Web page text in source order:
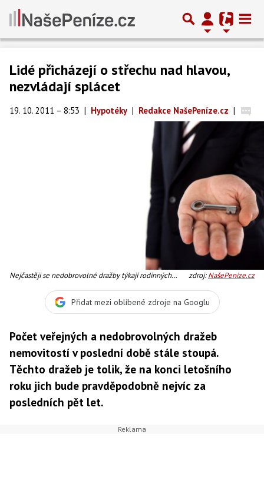
Lidé přicházejí o střechu nad hlavou,
nezvládají splácet
19. 10. 2011 – 8:53 | Hypotéky | Redakce NašePeníze.cz |
Nejčastěji se nedobrovolné dražby týkají rodinných
zdroj:NašePeníze.cz
Přidat mezi oblíbené zdroje na Googlu
Počet veřejných a nedobrovolných dražeb
nemovitostí v poslední době stále stoupá.
Těchto dražeb je tolik, že na konci letošního
roku jich bude pravděpodobně nejvíc za
posledních pět let.